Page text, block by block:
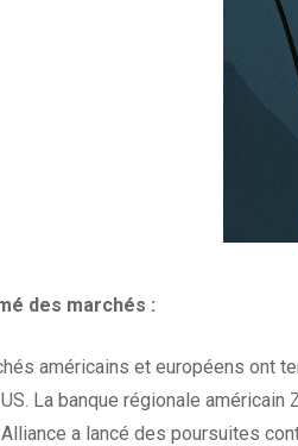
des marchés :
américains et européens ont
La banque régionale
a lancé des poursuites